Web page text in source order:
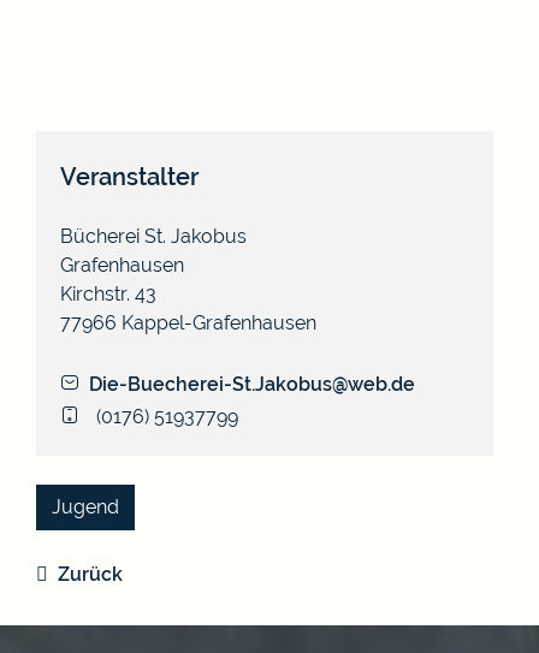
Veranstalter
Bücherei St. Jakobus
Grafenhausen
Kirchstr. 43
77966 Kappel-Grafenhausen
Die-Buecherei-St.Jakobus@web.de
(0176) 51937799
Jugend
Zurück